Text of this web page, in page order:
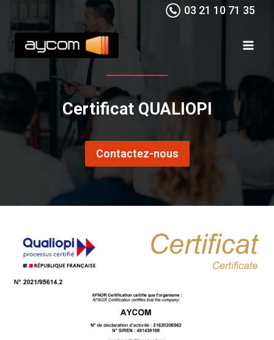
contenu
03 21 10 71 35
Certificat QUALIOPI
Contactez-nous